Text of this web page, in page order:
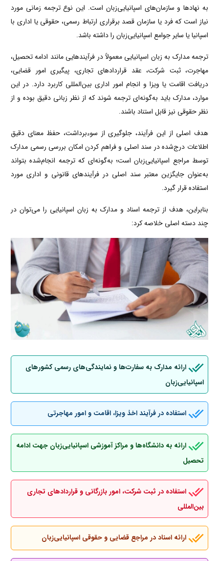
به نهادها و سازمان‌های اسپانیایی‌زبان است. این نوع ترجمه زمانی مورد
نیاز است که فرد یا سازمان قصد برقراری ارتباط رسمی، حقوقی یا اداری با
اسپانیا یا سایر جوامع اسپانیایی‌زبان را داشته باشد.
ترجمه مدارک به زبان اسپانیایی معمولاً در فرآیندهایی مانند ادامه تحصیل،
مهاجرت، ثبت شرکت، عقد قراردادهای تجاری، پیگیری امور قضایی،
دریافت اقامت یا ویزا و انجام امور اداری بین‌المللی کاربرد دارد. در این
موارد، مدارک باید به‌گونه‌ای ترجمه شوند که از نظر زبانی دقیق بوده و از
نظر حقوقی نیز قابل استناد باشند.
هدف اصلی از این فرآیند، جلوگیری از سوءبرداشت، حفظ معنای دقیق
اطلاعات درج‌شده در سند اصلی و فراهم کردن امکان بررسی رسمی مدارک
توسط مراجع اسپانیایی‌زبان است؛ به‌گونه‌ای که ترجمه انجام‌شده بتواند
به‌عنوان جایگزین معتبر سند اصلی در فرآیندهای قانونی و اداری مورد
استفاده قرار گیرد.
بنابراین، هدف از ترجمه اسناد و مدارک به زبان اسپانیایی را می‌توان در
چند دسته اصلی خلاصه کرد:
ارائه مدارک به سفارت‌ها و نمایندگی‌های رسمی کشورهای
اسپانیایی‌زبان
استفاده در فرآیند اخذ ویزا، اقامت و امور مهاجرتی
ارائه به دانشگاه‌ها و مراکز آموزشی اسپانیایی‌زبان جهت ادامه
تحصیل
استفاده در ثبت شرکت، امور بازرگانی و قراردادهای تجاری
بین‌المللی
ارائه اسناد در مراجع قضایی و حقوقی اسپانیایی‌زبان